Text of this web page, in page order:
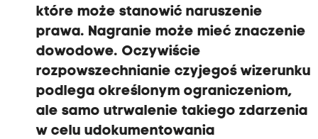
które może stanowić naruszenie
prawa. Nagranie może mieć znaczenie
dowodowe. Oczywiście
rozpowszechnianie czyjegoś wizerunku
podlega określonym ograniczeniom,
ale samo utrwalenie takiego zdarzenia
w celu udokumentowania